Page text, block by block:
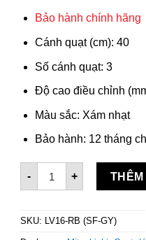
Bảo hành chính hãng
Cánh quạt (cm): 40
Số cánh quạt: 3
Độ cao điều chỉnh
Màu sắc: Xám nhạt
Bảo hành: 12 tháng
-
Quạt đứng Mitsubishi
+
SKU: LV16-RB (SF-GY)